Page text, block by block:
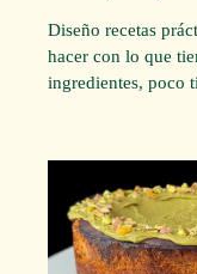
Diseño recetas
hacer con lo que
ingredientes, poco